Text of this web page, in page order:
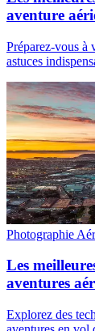
aventure
Préparez-vous à
astuces
Photographie
Les
aventures
Explorez des